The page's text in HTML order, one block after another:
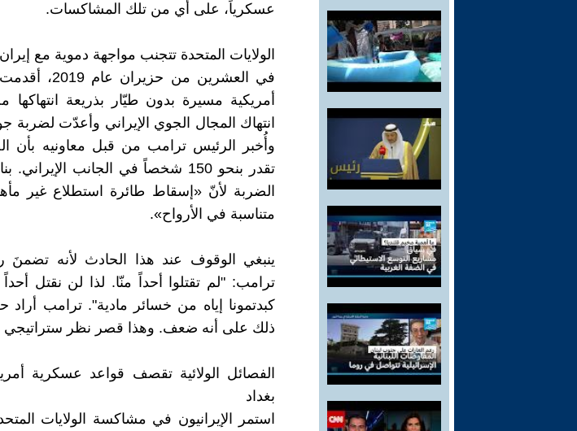
عسكرياً، على أي من تلك المشاكسات.
الولايات المتحدة تتجنب مواجهة دموية مع إيران
في العشرين
أمريكية مسيرة بدون طيّار بذريعة انتهاكها
انتهاك المجال الجوي الإيراني وأعدّت لضربة
وأُخبر الرئيس ترامب من قبل معاونيه بأن
تقدر بنحو 150 شخصاً في الجانب
الضربة لأنّ «إسقاط طائرة استطلاع غير
متناسبة في الأرواح».
ينبغي الوقوف عند هذا الحادث لأنه
ترامب: "لم تقتلوا أحداً منّا. لذا لن نقتل
كبدتمونا إياه من خسائر مادية". ترامب أراد
ذلك على أنه ضعف. وهذا قصر نظر ستراتيجي لا
الفصائل الولائية تقصف قواعد عسكرية
بغداد
استمر الإيرانيون في مشاكسة الولايات